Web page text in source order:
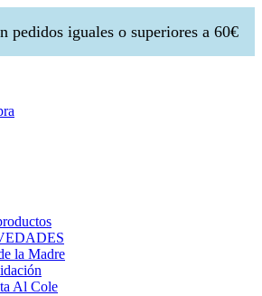
pedidos iguales o superiores a 60€
la Madre
Al Cole